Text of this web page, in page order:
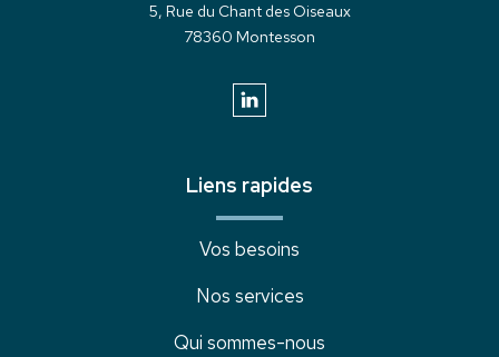
5, Rue du Chant des Oiseaux
78360 Montesson
Liens rapides
Vos besoins
Nos services
Qui sommes-nous